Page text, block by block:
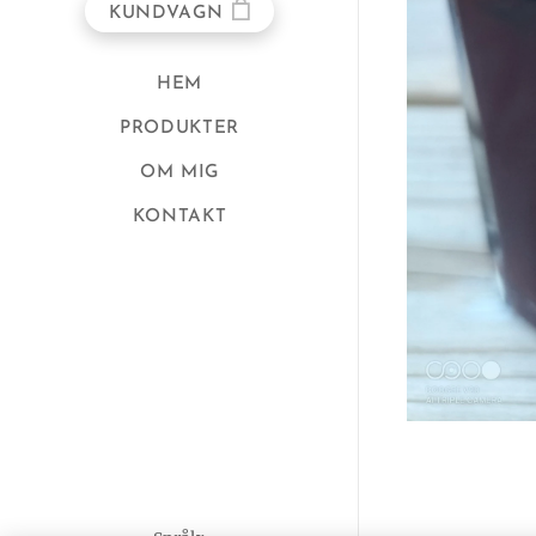
KUNDVAGN
HEM
PRODUKTER
OM MIG
KONTAKT